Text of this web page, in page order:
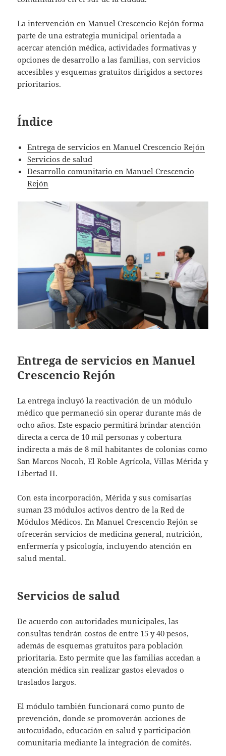
La intervención en Manuel Crescencio Rejón forma
parte de una estrategia municipal orientada a
acercar atención médica, actividades formativas y
opciones de desarrollo a las familias, con servicios
accesibles y esquemas gratuitos dirigidos a sectores
prioritarios.
Índice
Entrega de servicios en Manuel Crescencio Rejón
Servicios de salud
Desarrollo comunitario en Manuel Crescencio
Rejón
Entrega de servicios en Manuel
Crescencio Rejón
La entrega incluyó la reactivación de un módulo
médico que permaneció sin operar durante más de
ocho años. Este espacio permitirá brindar atención
directa a cerca de 10 mil personas y cobertura
indirecta a más de 8 mil habitantes de colonias como
San Marcos Nocoh, El Roble Agrícola, Villas Mérida y
Libertad II.
Con esta incorporación, Mérida y sus comisarías
suman 23 módulos activos dentro de la Red de
Módulos Médicos. En Manuel Crescencio Rejón se
ofrecerán servicios de medicina general, nutrición,
enfermería y psicología, incluyendo atención en
salud mental.
Servicios de salud
De acuerdo con autoridades municipales, las
consultas tendrán costos de entre 15 y 40 pesos,
además de esquemas gratuitos para población
prioritaria. Esto permite que las familias accedan a
atención médica sin realizar gastos elevados o
traslados largos.
El módulo también funcionará como punto de
prevención, donde se promoverán acciones de
autocuidado, educación en salud y participación
comunitaria mediante la integración de comités.